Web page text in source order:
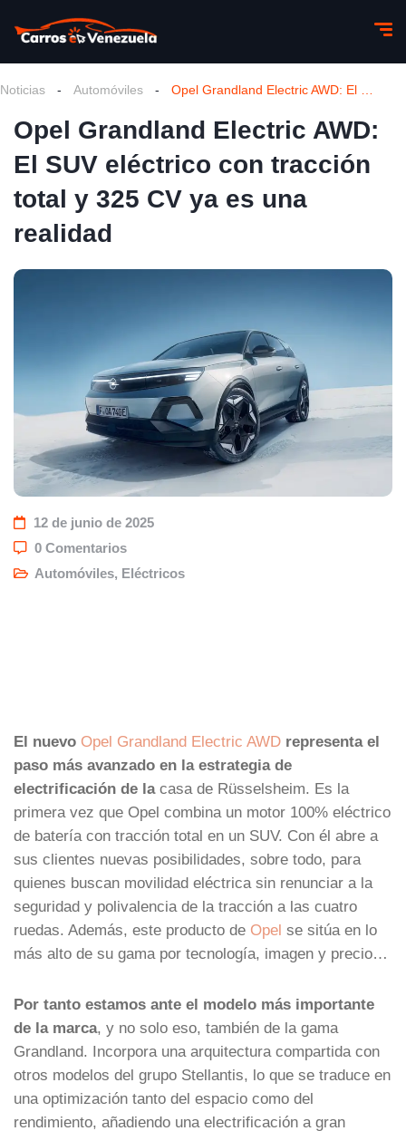
Noticias - Automóviles -
Opel Grandland Electric AWD:
El SUV eléctrico con tracción
total y 325 CV ya es una
realidad
12 de junio de 2025
0 Comentarios
Automóviles, Eléctricos
El nuevo Opel Grandland Electric AWD representa el
paso más avanzado en la estrategia de
electrificación de la casa de Rüsselsheim. Es la
primera vez que Opel combina un motor 100% eléctrico
de batería con tracción total en un SUV. Con él abre a
sus clientes nuevas posibilidades, sobre todo, para
quienes buscan movilidad eléctrica sin renunciar a la
seguridad y polivalencia de la tracción a las cuatro
ruedas. Además, este producto de Opel se sitúa en lo
más alto de su gama por tecnología, imagen y precio…
Por tanto estamos ante el modelo más importante
de la marca, y no solo eso, también de la gama
Grandland. Incorpora una arquitectura compartida con
otros modelos del grupo Stellantis, lo que se traduce en
una optimización tanto del espacio como del
rendimiento, añadiendo una electrificación a gran